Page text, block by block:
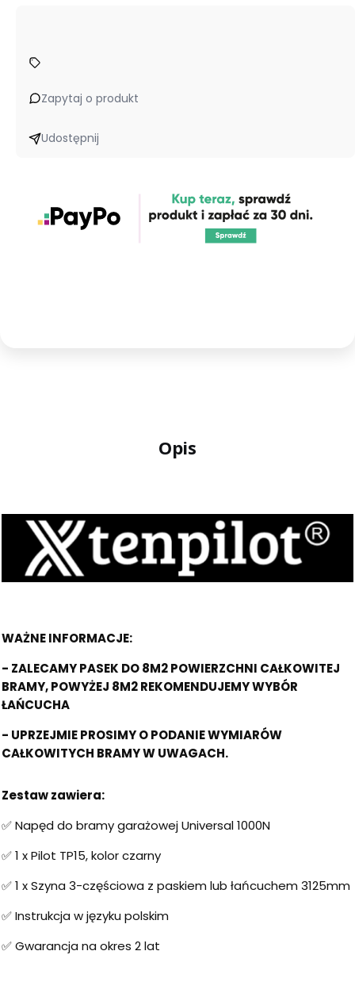
Zapytaj o produkt
Udostępnij
Opis
WAŻNE INFORMACJE:
- ZALECAMY PASEK DO 8M2 POWIERZCHNI CAŁKOWITEJ
BRAMY, POWYŻEJ 8M2 REKOMENDUJEMY WYBÓR
ŁAŃCUCHA
- UPRZEJMIE PROSIMY O PODANIE WYMIARÓW
CAŁKOWITYCH BRAMY W UWAGACH.
Zestaw zawiera:
✅ Napęd do bramy garażowej Universal 1000N
✅ 1 x Pilot TP15, kolor czarny
✅ 1 x Szyna 3-częściowa z paskiem lub łańcuchem 3125mm
✅ Instrukcja w języku polskim
✅ Gwarancja na okres 2 lat